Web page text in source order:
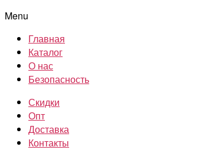
Menu
Главная
Каталог
О нас
Безопасность
Скидки
Опт
Доставка
Контакты